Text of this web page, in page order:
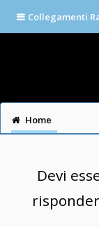
Collegamenti
Home
Devi